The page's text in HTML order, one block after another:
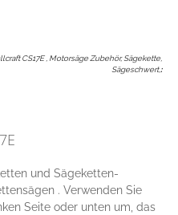
CS17E , Motorsäge Zubehör, Sägekette,
Sägeschwert,:
und Sägeketten-
. Verwenden Sie
Seite oder unten um, das